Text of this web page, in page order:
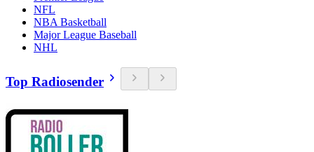
NFL
NBA Basketball
Major League Baseball
NHL
Top Radiosender